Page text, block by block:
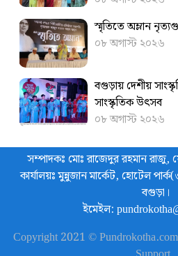
স্মৃতিতে অম্লান
০৮ অগাস্ট ২০২৬
বগুড়ায় দেশীয়
সাংস্কৃতিক উৎসব
০৮ অগাস্ট ২০২৬
সম্পাদকঃ মোঃ রাজেদুর রহমান
কার্যালয়ঃ মুন্নুজান মার্কেট, হোটেল
বগুড়া।
ইমেইল:
Copyright 2021 ©